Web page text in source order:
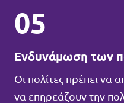
05
Ενδυνάμωση των
Οι πολίτες πρέπει να
να επηρεάζουν την